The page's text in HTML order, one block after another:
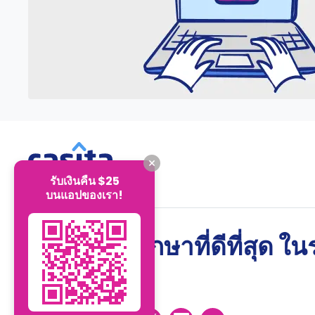
ห้องพักนักศึกษาที่ดีที่สุด ใน
ที่ดีที่สุด!
รับเงินคืน $25
บนแอปของเรา!